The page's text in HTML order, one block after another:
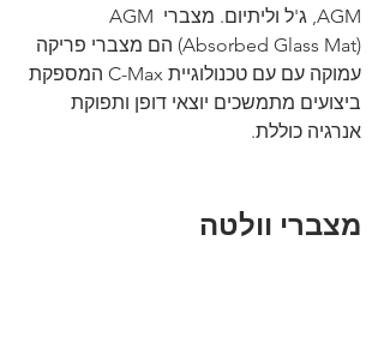
AGM, ג'ל וליתיום. מצברי AGM
(Absorbed Glass Mat) הם מצברי פריקה
עמוקה עם עם טכנולוגיית C-Max המספקת
ביצועים מתמשכים יוצאי דופן ותפוקת
אנרגיה כוללת.
מצברי וולטה